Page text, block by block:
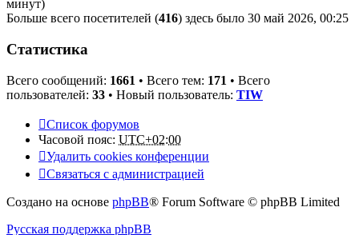
минут)
Больше всего посетителей (416) здесь было 30 май 2026, 00:25
Статистика
Всего сообщений: 1661 • Всего тем: 171 • Всего
пользователей: 33 • Новый пользователь: TIW
Список форумов
Часовой пояс: UTC+02:00
Удалить cookies конференции
Связаться с администрацией
Создано на основе phpBB® Forum Software © phpBB Limited
Русская поддержка phpBB